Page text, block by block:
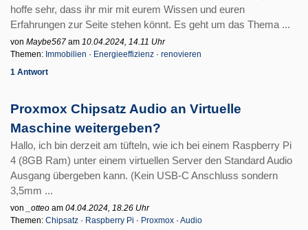
hoffe sehr, dass ihr mir mit eurem Wissen und euren
Erfahrungen zur Seite stehen könnt. Es geht um das Thema ...
von Maybe567 am 10.04.2024, 14.11 Uhr
Themen: Immobilien · Energieeffizienz · renovieren
1 Antwort
Proxmox Chipsatz Audio an Virtuelle
Maschine weitergeben?
Hallo, ich bin derzeit am tüfteln, wie ich bei einem Raspberry Pi
4 (8GB Ram) unter einem virtuellen Server den Standard Audio
Ausgang übergeben kann. (Kein USB-C Anschluss sondern
3,5mm ...
von _otteo am 04.04.2024, 18.26 Uhr
Themen: Chipsatz · Raspberry Pi · Proxmox · Audio